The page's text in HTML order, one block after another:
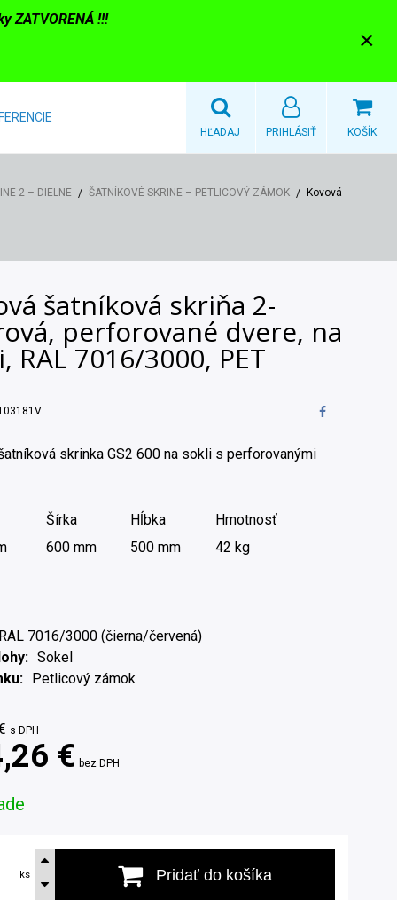
ZATVORENÁ !!!
×
KOŠÍK
PRIHLÁSIŤ
HĽADAJ
2 – DIELNE ŠATNÍKOVÉ SKRINE – PETLICOVÝ ZÁMOK Kovová
šatníková skriňa 2-
perforované dvere, na
RAL 7016/3000, PET
skrinka GS2 600 na sokli s perforovanými
Šírka Hĺbka
Hmotnosť
600 mm 500 mm 42 kg
7016/3000 (čierna/červená)
Sokel
Petlicový zámok
s DPH
€ bez DPH
ks Pridať do košíka